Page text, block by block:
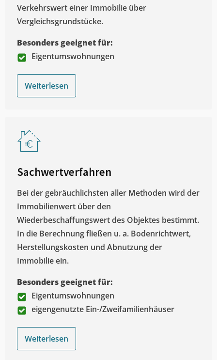
Verkehrswert einer Immobilie über
Vergleichsgrundstücke.
Besonders geeignet für:
Eigentumswohnungen
Weiterlesen
Sachwertverfahren
Bei der gebräuchlichsten aller Methoden wird der
Immobilienwert über den
Wiederbeschaffungswert des Objektes bestimmt.
In die Berechnung fließen u. a. Bodenrichtwert,
Herstellungskosten und Abnutzung der
Immobilie ein.
Besonders geeignet für:
Eigentumswohnungen
eigengenutzte Ein-/Zweifamilienhäuser
Weiterlesen